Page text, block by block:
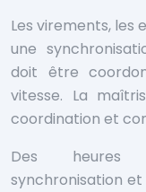
Les virements, les
une
doit être
vitesse. La
coordination et
Des heures
synchronisation et